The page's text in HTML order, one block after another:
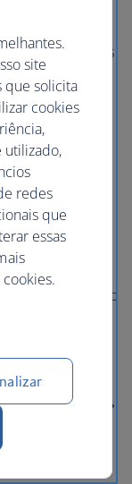
de refeições
comer
mínimo, 24
lo através
especiais" e,
"Refeição
para
(à mesa, primeiro
da sua
do seu filho
site
que solicita
cookies
utilizado,
redes
que
essas